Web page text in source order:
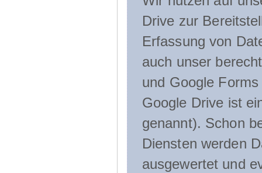
Drive zur
Erfassung von
auch unser
und Google
Google Drive ist
genannt). Schon
Diensten werden
ausgewertet und